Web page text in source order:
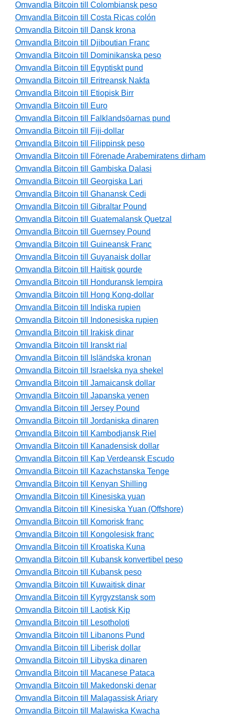
Omvandla Bitcoin till Colombiansk peso
Omvandla Bitcoin till Costa Ricas colón
Omvandla Bitcoin till Dansk krona
Omvandla Bitcoin till Djiboutian Franc
Omvandla Bitcoin till Dominikanska peso
Omvandla Bitcoin till Egyptiskt pund
Omvandla Bitcoin till Eritreansk Nakfa
Omvandla Bitcoin till Etiopisk Birr
Omvandla Bitcoin till Euro
Omvandla Bitcoin till Falklandsöarnas pund
Omvandla Bitcoin till Fiji-dollar
Omvandla Bitcoin till Filippinsk peso
Omvandla Bitcoin till Förenade Arabemiratens dirham
Omvandla Bitcoin till Gambiska Dalasi
Omvandla Bitcoin till Georgiska Lari
Omvandla Bitcoin till Ghanansk Cedi
Omvandla Bitcoin till Gibraltar Pound
Omvandla Bitcoin till Guatemalansk Quetzal
Omvandla Bitcoin till Guernsey Pound
Omvandla Bitcoin till Guineansk Franc
Omvandla Bitcoin till Guyanaisk dollar
Omvandla Bitcoin till Haitisk gourde
Omvandla Bitcoin till Honduransk lempira
Omvandla Bitcoin till Hong Kong-dollar
Omvandla Bitcoin till Indiska rupien
Omvandla Bitcoin till Indonesiska rupien
Omvandla Bitcoin till Irakisk dinar
Omvandla Bitcoin till Iranskt rial
Omvandla Bitcoin till Isländska kronan
Omvandla Bitcoin till Israelska nya shekel
Omvandla Bitcoin till Jamaicansk dollar
Omvandla Bitcoin till Japanska yenen
Omvandla Bitcoin till Jersey Pound
Omvandla Bitcoin till Jordaniska dinaren
Omvandla Bitcoin till Kambodjansk Riel
Omvandla Bitcoin till Kanadensisk dollar
Omvandla Bitcoin till Kap Verdeansk Escudo
Omvandla Bitcoin till Kazachstanska Tenge
Omvandla Bitcoin till Kenyan Shilling
Omvandla Bitcoin till Kinesiska yuan
Omvandla Bitcoin till Kinesiska Yuan (Offshore)
Omvandla Bitcoin till Komorisk franc
Omvandla Bitcoin till Kongolesisk franc
Omvandla Bitcoin till Kroatiska Kuna
Omvandla Bitcoin till Kubansk konvertibel peso
Omvandla Bitcoin till Kubansk peso
Omvandla Bitcoin till Kuwaitisk dinar
Omvandla Bitcoin till Kyrgyzstansk som
Omvandla Bitcoin till Laotisk Kip
Omvandla Bitcoin till Lesotholoti
Omvandla Bitcoin till Libanons Pund
Omvandla Bitcoin till Liberisk dollar
Omvandla Bitcoin till Libyska dinaren
Omvandla Bitcoin till Macanese Pataca
Omvandla Bitcoin till Makedonski denar
Omvandla Bitcoin till Malagassisk Ariary
Omvandla Bitcoin till Malawiska Kwacha